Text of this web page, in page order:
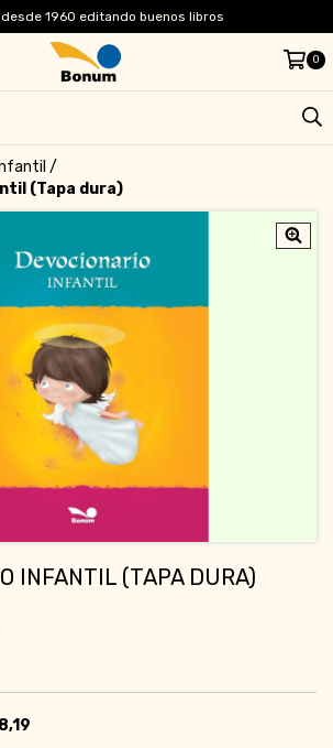
1960 editando buenos libros
0
/
(Tapa dura)
INFANTIL (TAPA DURA)